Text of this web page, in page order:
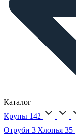
Каталог
Крупы 142
Отруби 3 Хлопья 35